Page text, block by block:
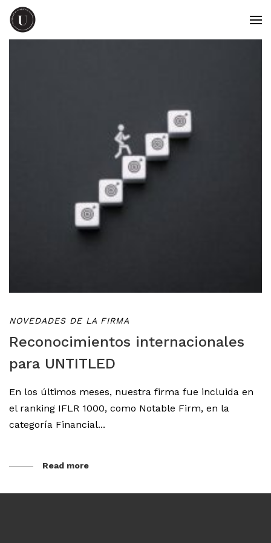
NOVEDADES DE LA FIRMA
Reconocimientos internacionales
para UNTITLED
En los últimos meses, nuestra firma fue incluida en
el ranking IFLR 1000, como Notable Firm, en la
categoría Financial...
Read more